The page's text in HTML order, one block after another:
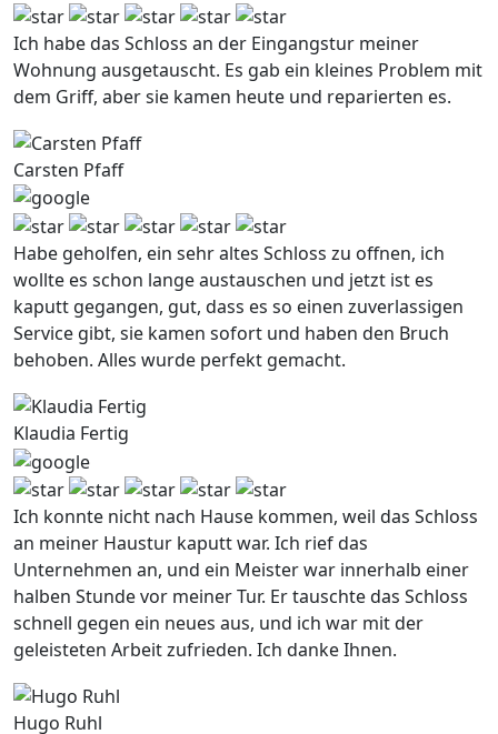
Ich habe das Schloss an der Eingangstur meiner
Wohnung ausgetauscht. Es gab ein kleines Problem mit
dem Griff, aber sie kamen heute und reparierten es.
Carsten Pfaff
Habe geholfen, ein sehr altes Schloss zu offnen, ich
wollte es schon lange austauschen und jetzt ist es
kaputt gegangen, gut, dass es so einen zuverlassigen
Service gibt, sie kamen sofort und haben den Bruch
behoben. Alles wurde perfekt gemacht.
Klaudia Fertig
Ich konnte nicht nach Hause kommen, weil das Schloss
an meiner Haustur kaputt war. Ich rief das
Unternehmen an, und ein Meister war innerhalb einer
halben Stunde vor meiner Tur. Er tauschte das Schloss
schnell gegen ein neues aus, und ich war mit der
geleisteten Arbeit zufrieden. Ich danke Ihnen.
Hugo Ruhl